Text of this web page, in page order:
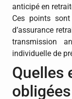
anticipé en
Ces points
d’assurance
transmission
individuelle de
Quelles